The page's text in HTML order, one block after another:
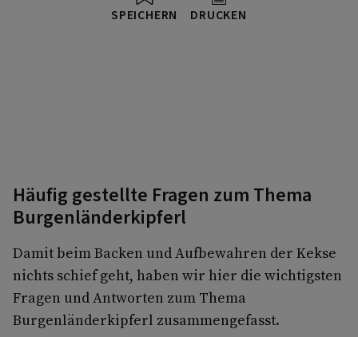
SPEICHERN DRUCKEN
Häufig gestellte Fragen zum Thema
Burgenländerkipferl
Damit beim Backen und Aufbewahren der Kekse
nichts schief geht, haben wir hier die wichtigsten
Fragen und Antworten zum Thema
Burgenländerkipferl zusammengefasst.